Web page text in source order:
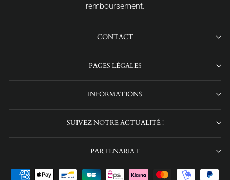
remboursement.
CONTACT
PAGES LÉGALES
INFORMATIONS
SUIVEZ NOTRE ACTUALITÉ !
PARTENARIAT